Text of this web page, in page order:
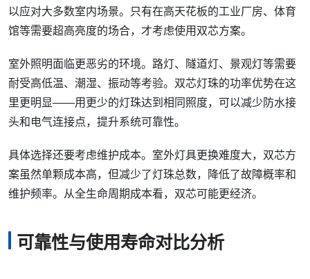
以应对大多数室内场景。只有在高天花板的工业厂房、体育
馆等需要超高亮度的场合，才考虑使用双芯方案。
室外照明面临更恶劣的环境。路灯、隧道灯、景观灯等需要
耐受高低温、潮湿、振动等考验。双芯灯珠的功率优势在这
里更明显——用更少的灯珠达到相同照度，可以减少防水接
头和电气连接点，提升系统可靠性。
具体选择还要考虑维护成本。室外灯具更换难度大，双芯方
案虽然单颗成本高，但减少了灯珠总数，降低了故障概率和
维护频率。从全生命周期成本看，双芯可能更经济。
可靠性与使用寿命对比分析